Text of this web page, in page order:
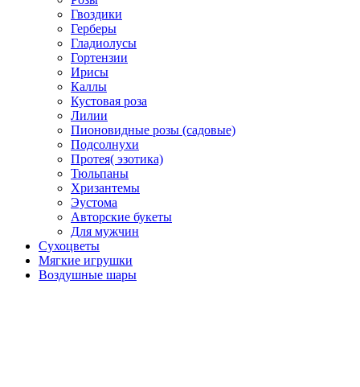
Гвоздики
Герберы
Гладиолусы
Гортензии
Ирисы
Каллы
Кустовая роза
Лилии
Пионовидные розы (садовые)
Подсолнухи
Протея( эзотика)
Тюльпаны
Хризантемы
Эустома
Авторские букеты
Для мужчин
Сухоцветы
Мягкие игрушки
Воздушные шары